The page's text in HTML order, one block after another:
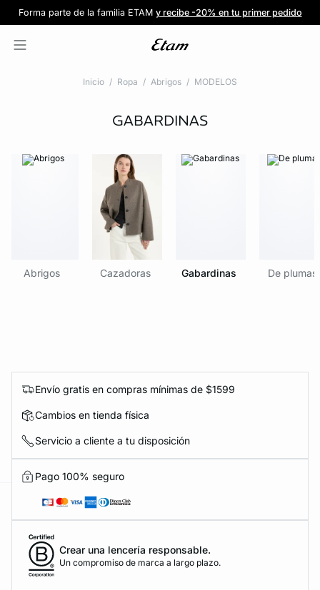
-20% en tu primera ordenal iniciar sesión
Beneficio exclusivo para clientes nuevos Únete a ETAM
Forma parte de la familia ETAM y recibe -20% en tu primer pedido
Envío gratisen compras de $1599
DE PANTIES
ahora
Inicio Ropa Abrigos MODELOS
GABARDINAS
Abrigos Cazadoras Gabardinas De plumas
Envío gratis en compras mínimas de $1599
Cambios en tienda física
Servicio a cliente a tu disposición
Pago 100% seguro
Crear una lencería responsable.
Un compromiso de marca a largo plazo.